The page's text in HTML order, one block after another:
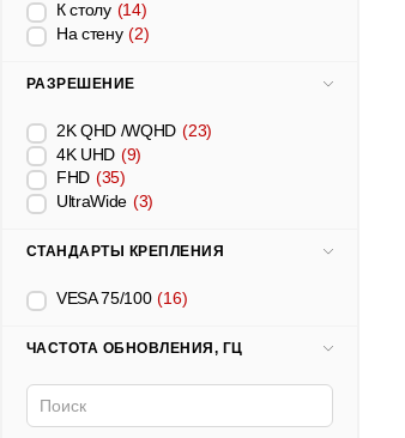
К столу (14)
На стену (2)
РАЗРЕШЕНИЕ
2K QHD /WQHD (23)
4K UHD (9)
FHD (35)
UltraWide (3)
СТАНДАРТЫ КРЕПЛЕНИЯ
VESA 75/100 (16)
ЧАСТОТА ОБНОВЛЕНИЯ, ГЦ